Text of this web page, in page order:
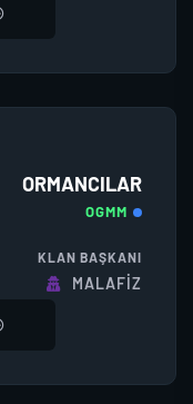
ORMANCILAR
OGMM
KLAN BAŞKANI
MALAFIZ